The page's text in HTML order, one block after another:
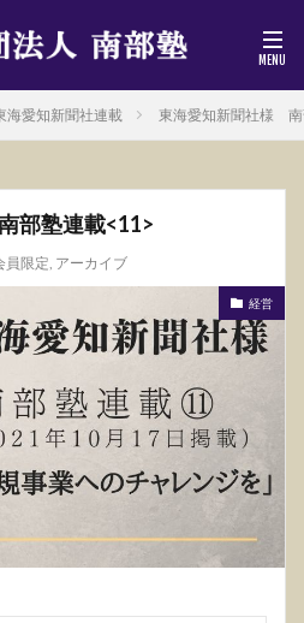
海愛知新聞社連載 東海愛知新聞社様 南
部塾連載<11>
員限定, アーカイブ
経営